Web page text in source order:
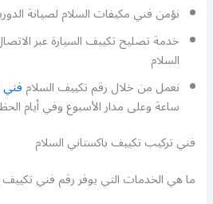
نؤمن فني مكيفات السلام لصيانة
خدمة تصليح تكييف السيارة عبر
السلام
نعمل من خلال رقم تكييف السلام
ساعة وعلى مدار الأسبوع وفي أيام
فني تركيب تكييف باكستاني السلام
ما هي الخدمات التي يوفر رقم فني تكييف